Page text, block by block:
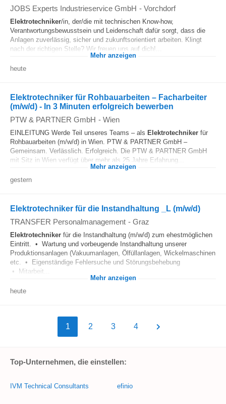
JOBS Experts Industrieservice GmbH - Vorchdorf
Elektrotechniker/in, der/die mit technischen Know-how,
Verantwortungsbewusstsein und Leidenschaft dafür sorgt, dass die
Anlagen zuverlässig, sicher und zukunftsorientiert arbeiten. Klingt
nach der richtigen Stelle? Wir freuen uns auf dich!...
Mehr anzeigen
heute
Elektrotechniker für Rohbauarbeiten – Facharbeiter
(m/w/d) - In 3 Minuten erfolgreich bewerben
PTW & PARTNER GmbH - Wien
EINLEITUNG Werde Teil unseres Teams – als Elektrotechniker für
Rohbauarbeiten (m/w/d) in Wien. PTW & PARTNER GmbH –
Gemeinsam. Verlässlich. Erfolgreich. Die PTW & PARTNER GmbH
mit Sitz in Wien verfügt über mehr als 25 Jahre Erfahrung...
Mehr anzeigen
gestern
Elektrotechniker für die Instandhaltung _L (m/w/d)
TRANSFER Personalmanagement - Graz
Elektrotechniker für die Instandhaltung (m/w/d) zum ehestmöglichen
Eintritt. • Wartung und vorbeugende Instandhaltung unserer
Produktionsanlagen (Vakuumanlagen, Ölfüllanlagen, Wickelmaschinen
etc. • Eigenständige Fehlersuche und Störungsbehebung
• Mitarbeit...
Mehr anzeigen
heute
1 2 3 4
Top-Unternehmen, die einstellen:
IVM Technical Consultants efinio